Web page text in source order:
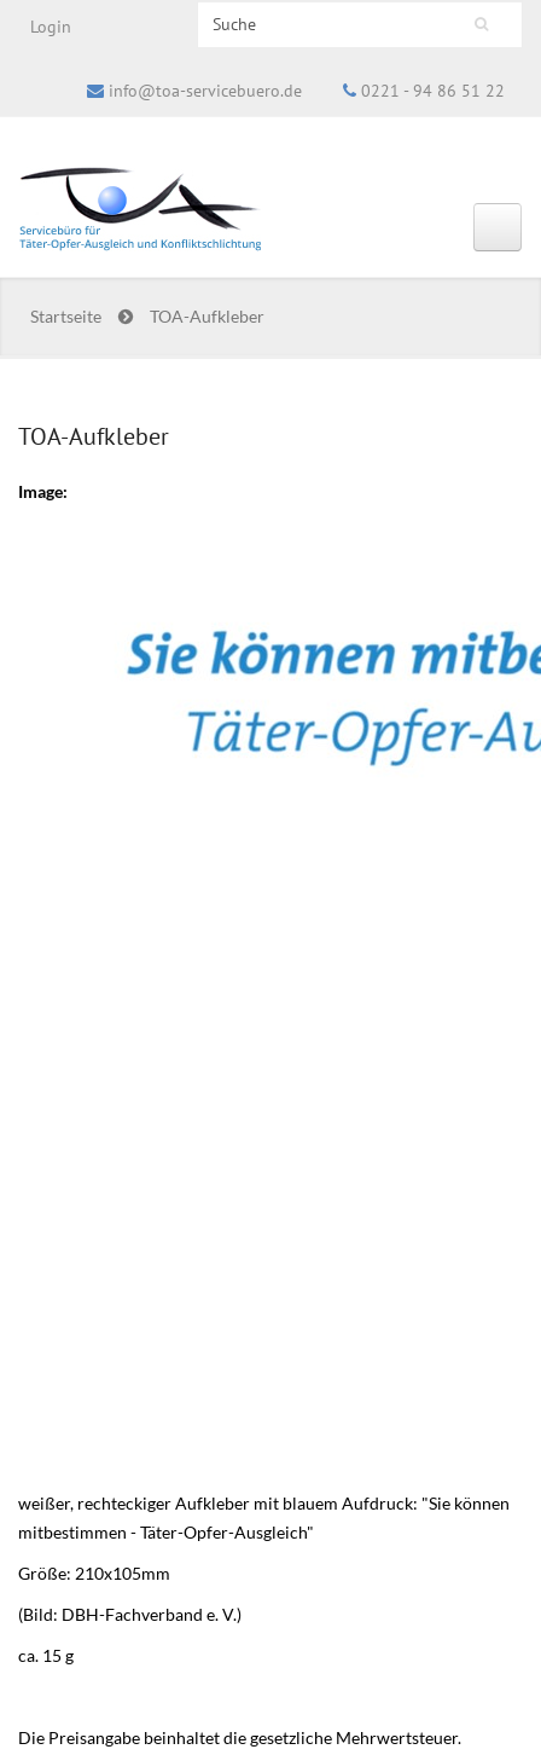
Login Suchformular
Search this site
info@toa-servicebuero.de 0221 - 94 86 51 22
Startseite TOA-Aufkleber
TOA-Aufkleber
Image:
weißer, rechteckiger Aufkleber mit blauem Aufdruck: "Sie können
mitbestimmen - Täter-Opfer-Ausgleich"
Größe: 210x105mm
(Bild: DBH-Fachverband e. V.)
ca. 15 g
Die Preisangabe beinhaltet die gesetzliche Mehrwertsteuer.